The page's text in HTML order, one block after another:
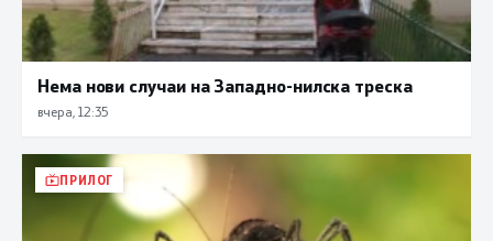
Нема нови случаи на Западно-нилска треска
вчера, 12:35
ПРИЛОГ